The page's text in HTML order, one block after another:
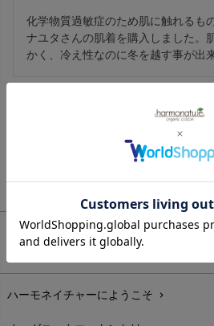
化学物質過敏症のため肌に触れるも
ナユタさんの肌着を購入しました。
かく、冷え性なのに冬を越す事が出
ご利用ガイド
ギフトラッピングchevron_right
お支払い方法
配送と送料chevron_right
ハーモネイチャーについて
ハーモネイチャーにようこそ chevron_right